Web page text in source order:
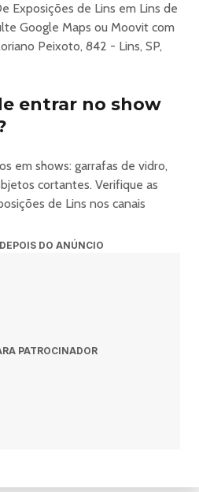
Exposições de Lins em Lins de
Google Maps ou Moovit com
Peixoto, 842 - Lins, SP,
entrar no show
em shows: garrafas de vidro,
cortantes. Verifique as
de Lins nos canais
DO ANÚNCIO
PATROCINADOR